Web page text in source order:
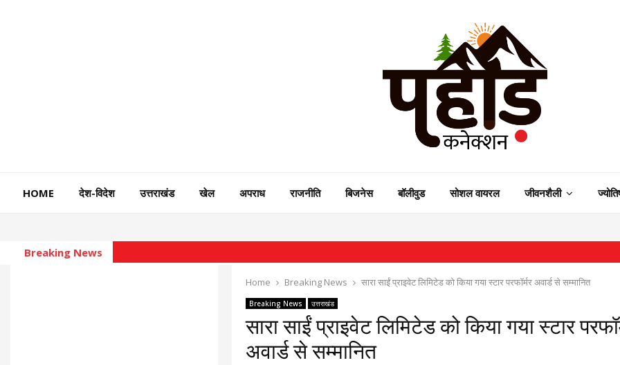
HOME देश-विदेश उत्तराखंड खेल अपराध राजनीति बिजनेस बॉलीवुड सोशल वायरल जीवनशैली
Breaking News
Home Breaking News सारा साईं प्राइवेट लिमिटेड को किया गया स्टार परफॉर्मर अवार्ड से सम्मानित
Breaking News उत्तराखंड
सारा साईं प्राइवेट लिमिटेड को किया गया स्टार
अवार्ड से सम्मानित